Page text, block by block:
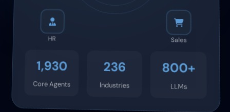
HR Sales
1,930
Core Agents
236
Industries
800+
LLMs